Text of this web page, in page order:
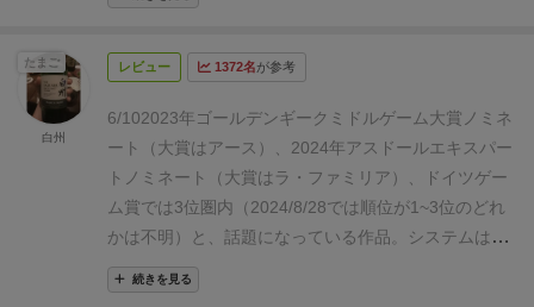
だけで進みます。MAX15VP。
VP(終了時VP)となります。
ションスペースにはダイスの目が印刷されていて、こ
の目より小さい目の場合、差額をお金で支払わなけれ
ばいけません。反対に、大きい目の時は収入となりま
す。このような簡単な計算技術を使うダイスプレイス
メントは、マデイラ、シニョーリエ、ルチアーニの作
品など、過去の重ゲーに見られがちでしたが、このゲ
ームの特徴の一つとして、「すでに置かれているダイ
ンさんも監修したらしく、歴史考証などをやってい
でわなのか、大きさはほとんど同じ、厚みが若干姫路
武蔵がでるわけではなく、時代は酒井氏が転封(転勤み
たいなもの)して姫路城城主になったので、新しい主君
の下で自分の勢力の拡大を狙おうというのが目的とな
っている。基本はダイスによるワーカープレイスメン
トで場内や橋や井戸にダイスを置いてアクションやリ
ソースを獲得していく。
レビュー 1372名が参考
6/102023年ゴールデンギークミドルゲーム大賞ノミネ
ート（大賞はアース）、2024年アスドールエキスパー
トノミネート（大賞はラ・ファミリア）、ドイツゲー
ム賞では3位圏内（2024/8/28では順位が1~3位のどれ
かは不明）と、話題になっている作品。
システムは、
ダイスワーカープレイスメントなのだが、個人的にダ
イスワーカープレイスメントは好みではないので、プ
続きを見る
たまご
白州